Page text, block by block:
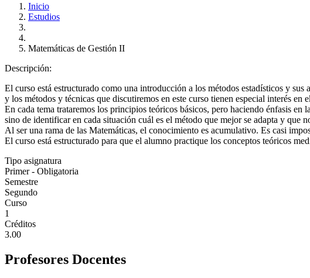
Inicio
Estudios
Matemáticas de Gestión II
Descripción:
El curso está estructurado como una introducción a los métodos estadísticos y
y los métodos y técnicas que discutiremos en este curso tienen especial interés en
En cada tema trataremos los principios teóricos básicos, pero haciendo énfasis
sino de identificar en cada situación cuál es el método que mejor se adapta y que
Al ser una rama de las Matemáticas, el conocimiento es acumulativo. Es casi
El curso está estructurado para que el alumno practique los conceptos teóricos
Tipo asignatura
Primer - Obligatoria
Semestre
Segundo
Curso
1
Créditos
3.00
Profesores Docentes